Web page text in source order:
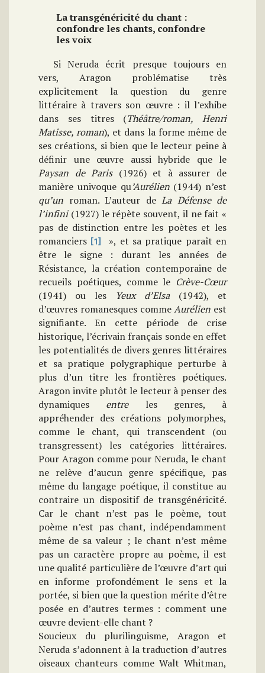
La transgénéricité du chant :
confondre les chants, confondre
les voix
Si Neruda écrit presque toujours en
vers, Aragon problématise très
explicitement la question du genre
littéraire à travers son œuvre : il l’exhibe
dans ses titres (Théâtre/roman, Henri
Matisse, roman), et dans la forme même de
ses créations, si bien que le lecteur peine à
définir une œuvre aussi hybride que le
Paysan de Paris (1926) et à assurer de
manière univoque qu’Aurélien(1944) n’est
qu’un roman. L’auteur de La Défense de
l’infini (1927) le répète souvent, il ne fait «
pas de distinction entre les poètes et les
romanciers [1]
», et sa pratique paraît en
être le signe : durant les années de
Résistance, la création contemporaine de
recueils poétiques, comme le Crève-Cœur
(1941) ou les
Yeux d’Elsa (1942), et
d’œuvres romanesques commeAurélien est
signifiante. En cette période de crise
historique, l’écrivain français sonde en effet
les potentialités de divers genres littéraires
et sa pratique polygraphique perturbe à
plus d’un titre les frontières poétiques.
Aragon invite plutôt le lecteur à penser des
dynamiques entreles genres, à
appréhender des créations polymorphes,
comme le chant, qui transcendent (ou
transgressent) les catégories littéraires.
Pour Aragon comme pour Neruda, le chant
ne relève d’aucun genre spécifique, pas
même du langage poétique, il constitue au
contraire un dispositif de transgénéricité.
Car le chant n’est pas le poème, tout
poème n’est pas chant, indépendamment
même de sa valeur ; le chant n’est même
pas un caractère propre au poème, il est
une qualité particulière de l’œuvre d’art qui
en informe profondément le sens et la
portée, si bien que la question mérite d’être
posée en d’autres termes : comment une
œuvre devient-elle chant ?
Soucieux du plurilinguisme, Aragon et
Neruda s’adonnent à la traduction d’autres
oiseaux chanteurs comme Walt Whitman,